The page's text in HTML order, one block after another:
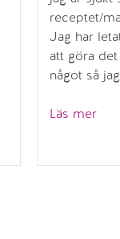
receptet/
Jag har
att göra
något så
Läs mer